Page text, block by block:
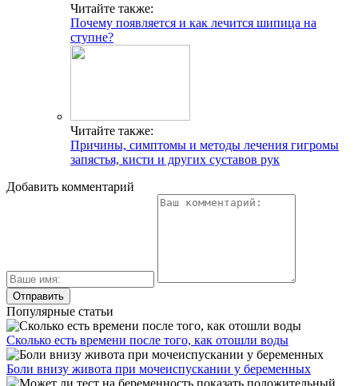
Читайте также:
Почему появляется и как лечится шипица на
ступне?
Читайте также:
Причины, симптомы и методы лечения гигромы
запястья, кисти и других суставов рук
Добавить комментарий
Популярные статьи
Сколько есть времени после того, как отошли воды
Боли внизу живота при мочеиспускании у беременных